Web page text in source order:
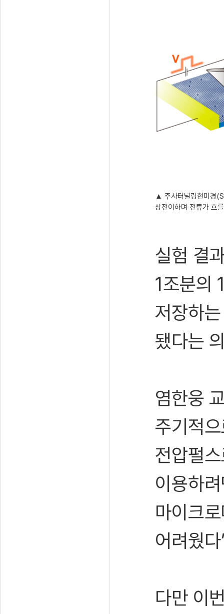
▲ 주사터널링현미경
상전이하며 전류가 흐
실험 결
1조분의
저장하
됐다는
염한웅
주기적
전압펄
이용하
마이크
어려웠
다만 이